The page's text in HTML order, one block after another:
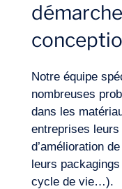
Notre équipe
nombreuses
dans les
entreprises leurs
d’amélioration
leurs
cycle de vie…).